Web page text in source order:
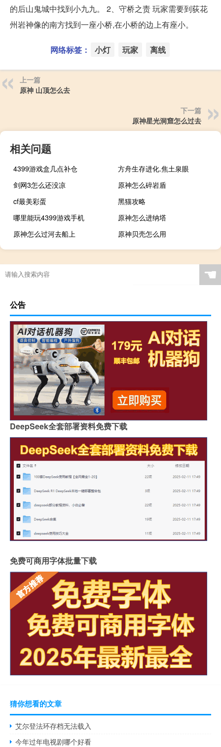
的后山鬼城中找到小九九。 2、守桥之责 玩家需要到荻花
州岩神像的南方找到一座小桥,在小桥的边上有座小。
网络标签： 小灯 玩家 离线
上一篇
原神 山顶怎么去
下一篇
原神星光洞窟怎么过去
相关问题
4399游戏盒几点补仓
方舟生存进化.焦土泉眼
剑网3怎么还没凉
原神怎么碎岩盾
cf最美彩蛋
黑猫攻略
哪里能玩4399游戏手机
原神怎么进纳塔
原神怎么过河去船上
原神贝壳怎么用
☚
公告
DeepSeek全套部署资料免费下载
免费可商用字体批量下载
猜你想看的文章
艾尔登法环存档无法载入
今年过年电视剧哪个好看